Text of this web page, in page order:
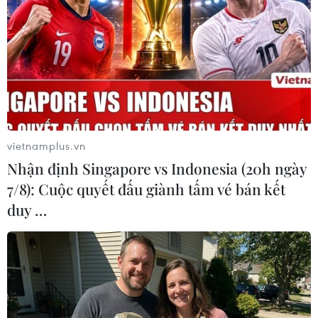
hợp với thực tế phát triển. Việc cơ cấu lại ngành
kinh tế nông nghiệp và lâm nghiệp cũng là một
trong những nhiệm vụ trọng tâm cần được
quan tâm.
Cần phát triển các mô hình kinh tế dưới tán rừng, như du lịch
vietnamplus.vn
Nhận định Singapore vs Indonesia (20h ngày
7/8): Cuộc quyết đấu giành tấm vé bán kết
duy …